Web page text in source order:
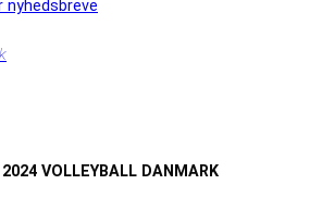
nyhedsbreve
VOLLEYBALL DANMARK